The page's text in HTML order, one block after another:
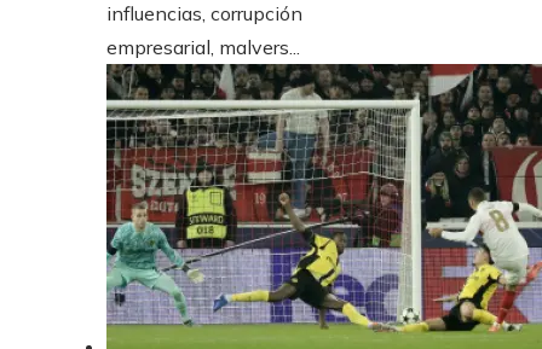
influencias, corrupción
empresarial, malvers...